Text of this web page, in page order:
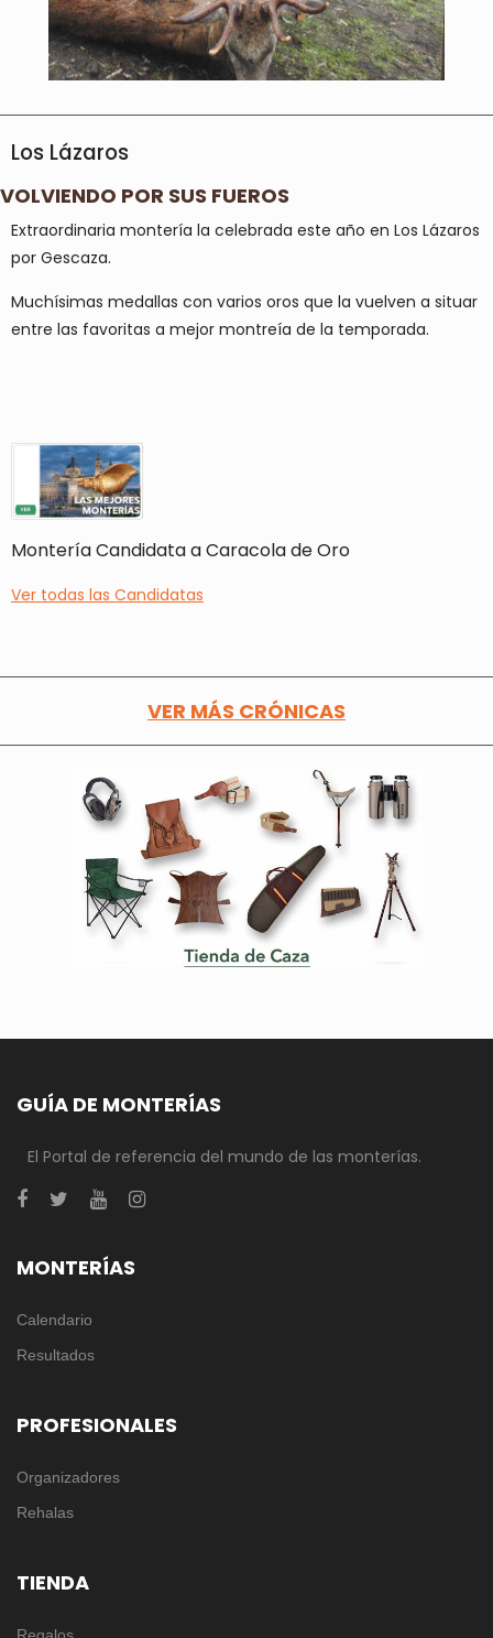
Los Lázaros
VOLVIENDO POR SUS FUEROS
Extraordinaria montería la celebrada este año en Los Lázaros
por Gescaza.
Muchísimas medallas con varios oros que la vuelven a situar
entre las favoritas a mejor montreía de la temporada.
Montería Candidata a Caracola de Oro
Ver todas las Candidatas
VER MÁS CRÓNICAS
GUÍA DE MONTERÍAS
El Portal de referencia del mundo de las monterías.
MONTERÍAS
Calendario
Resultados
PROFESIONALES
Organizadores
Rehalas
TIENDA